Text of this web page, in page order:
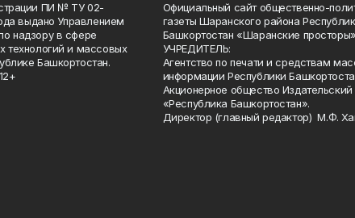
ПИ № ТУ 02-
выдано Управлением
надзору в сфере
технологий и массовых
Башкортостан.
Официальный сайт общественно-
газеты Шаранского района
Башкортостан «Шаранские просторы»
УЧРЕДИТЕЛЬ:
Агентство по печати и средствам
информации Республики
Акционерное общество
«Республика Башкортостан».
Директор (главный редактор) М.Ф.